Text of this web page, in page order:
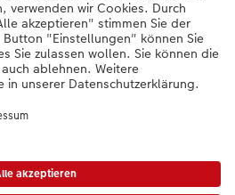
ausgenommen) unter der
044 499 10 36kontaktieren.
DE| FR|IT